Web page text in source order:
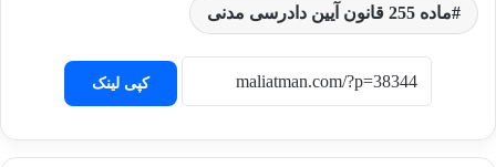
ماده 255 قانون آیین دادرسی مدنی
کپی لینک